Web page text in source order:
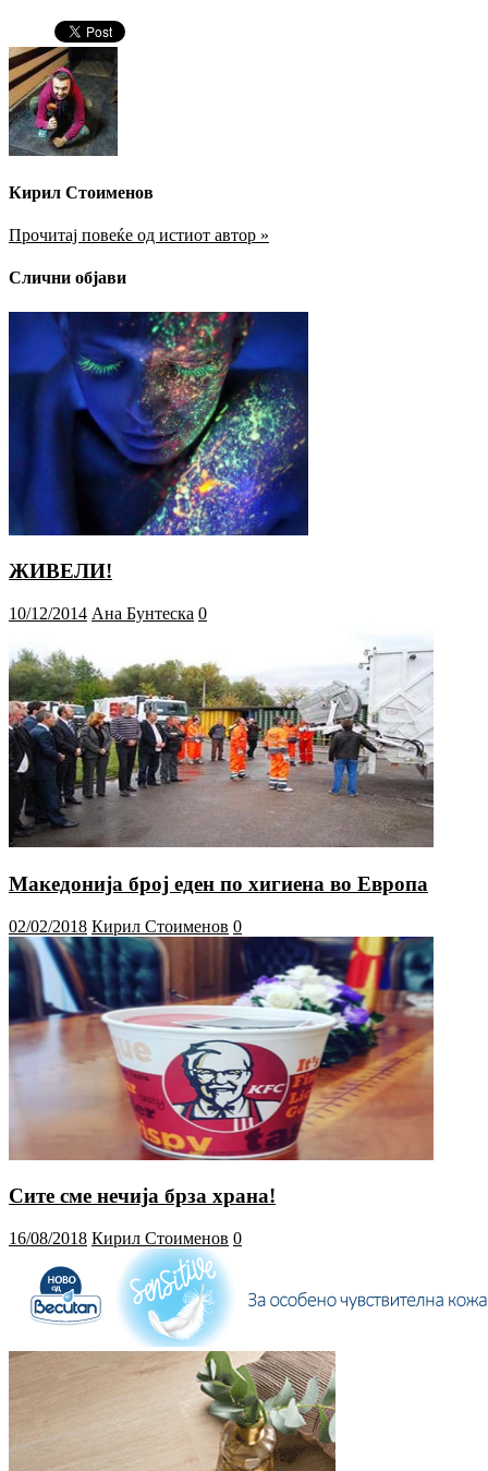
Кирил Стоименов
Прочитај повеќе од истиот автор »
Слични објави
ЖИВЕЛИ!
10/12/2014 Ана Бунтеска 0
Македонија број еден по хигиена во Европа
02/02/2018 Кирил Стоименов 0
Сите сме нечија брза храна!
16/08/2018 Кирил Стоименов 0